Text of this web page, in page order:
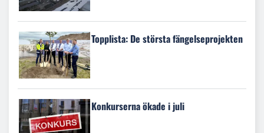
Topplista: De största fängelseprojekten
Konkurserna ökade i juli